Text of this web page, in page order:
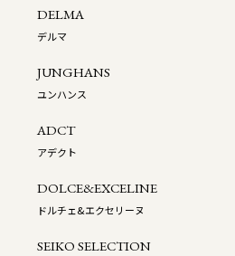
DELMA
デルマ
JUNGHANS
ユンハンス
ADCT
アデクト
DOLCE&EXCELINE
ドルチェ&エクセリーヌ
SEIKO SELECTION